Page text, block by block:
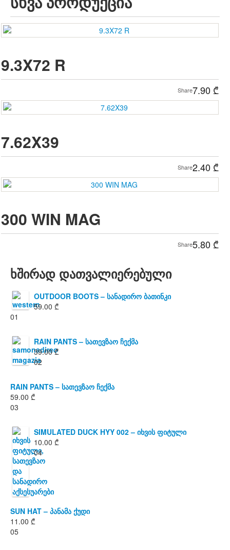
9.3X72 R
7.90 ₾
Share
7.62X39
2.40 ₾
Share
300 WIN MAG
5.80 ₾
Share
ხშირად დათვალიერებული
OUTDOOR BOOTS – სანადირო ბათინკი
59.00 ₾
01
RAIN PANTS – სათევზაო ჩექმა
39.00₾
02
RAIN PANTS – სათევზაო ჩექმა
59.00 ₾
03
SIMULATED DUCK HYY 002 – იხვის ფიტული
10.00 ₾
04
SUN HAT – პანამა ქუდი
11.00 ₾
05